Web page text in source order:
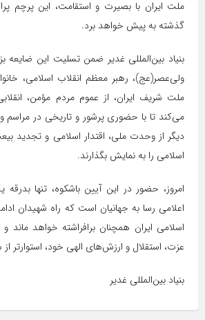
ملت ایران با بصیرت و استقامت، این پرچم
گذشته به پیش خواهد برد.
بنیاد بین‌المللی غدیر ضمن تسلیت این
ولی‌عصر(عج)، رهبر معظم انقلاب اسلامی،
ملت شریف ایران، از عموم مردم مؤمن،
می‌کند تا با حضوری پرشور و تاریخی در مراسم
دیگر از وحدت ملی، اقتدار اسلامی و تجدید
اسلامی را به نمایش بگذارند.
امروز، حضور در این آیین باشکوه، تنها
اعلامی رسا به جهانیان است که راه شهیدان
اسلامی ایران همچنان برافراشته خواهد ماند
عزت، استقلال و ارزش‌های الهی خود، استوارتر
بنیاد بین‌المللی غدیر